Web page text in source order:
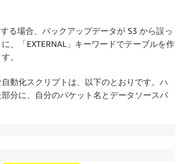
る場合、バックアップデータが S3 から誤っ
、「EXTERNAL」キーワードでテーブルを作
。
動化スクリプトは、以下のとおりです。ハ
分に、自分のバケット名とデータソースパ